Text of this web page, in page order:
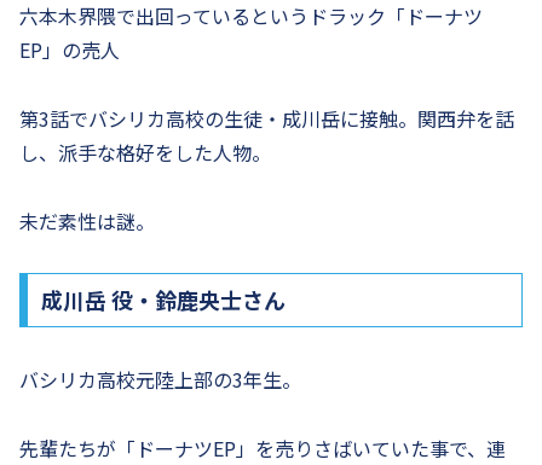
六本木界隈で出回っているというドラック「ドーナツ
EP」の売人
第3話でバシリカ高校の生徒・成川岳に接触。関西弁を話
し、派手な格好をした人物。
未だ素性は謎。
成川岳 役・鈴鹿央士さん
バシリカ高校元陸上部の3年生。
先輩たちが「ドーナツEP」を売りさばいていた事で、連